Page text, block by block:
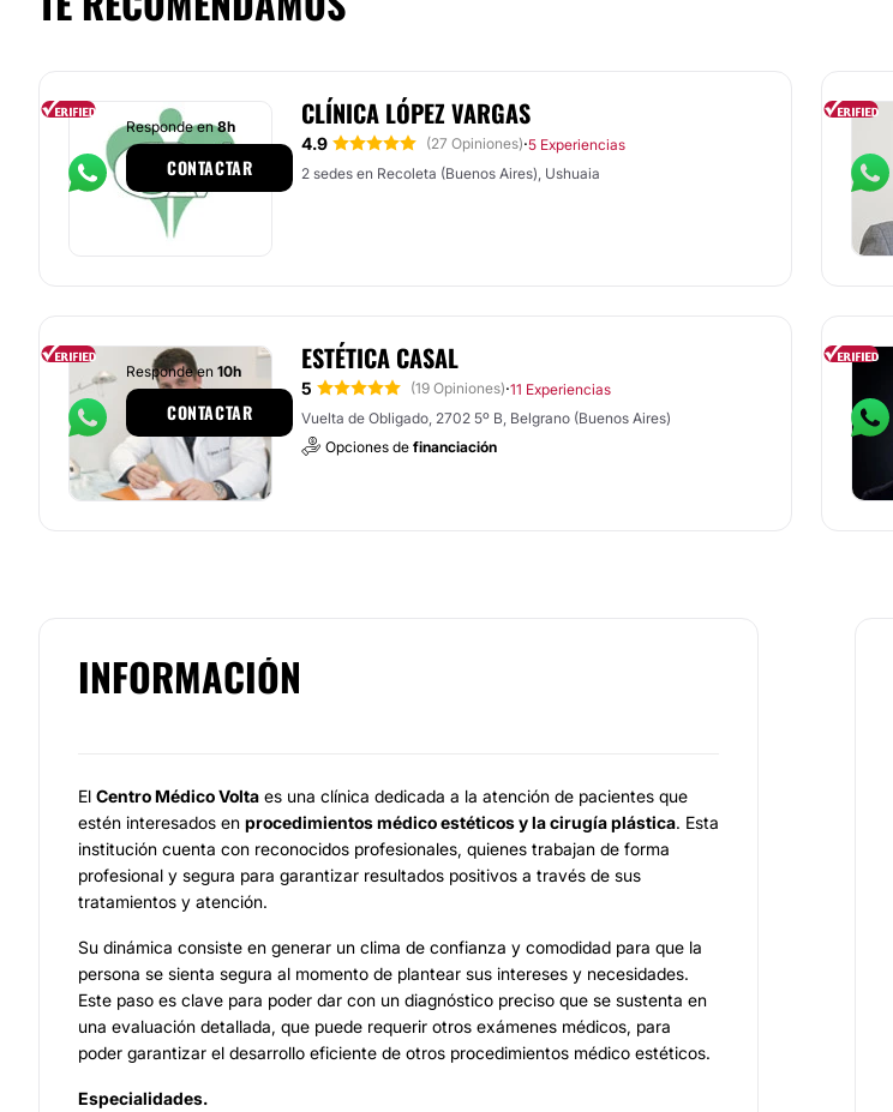
CLÍNICA LÓPEZ VARGAS
4.9 (27 Opiniones)·5 Experiencias
2 sedes en Recoleta (Buenos Aires), Ushuaia
Responde en8h
CONTACTAR
ESTÉTICA CASAL
5 (19 Opiniones)·11 Experiencias
Vuelta de Obligado, 2702 5º B, Belgrano (Buenos Aires)
Opciones de financiación
Responde en 10h
CONTACTAR
INFORMACIÓN
El Centro Médico Volta es una clínica dedicada a la atención de pacientes que
estén interesados en procedimientos médico estéticos y la cirugía plástica. Esta
institución cuenta con reconocidos profesionales, quienes trabajan de forma
profesional y segura para garantizar resultados positivos a través de sus
tratamientos y atención.
Su dinámica consiste en generar un clima de confianza y comodidad para que la
persona se sienta segura al momento de plantear sus intereses y necesidades.
Este paso es clave para poder dar con un diagnóstico preciso que se sustenta en
una evaluación detallada, que puede requerir otros exámenes médicos, para
poder garantizar el desarrollo eficiente de otros procedimientos médico estéticos.
Especialidades.